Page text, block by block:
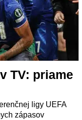
TV: priame
ligy UEFA
zápasov